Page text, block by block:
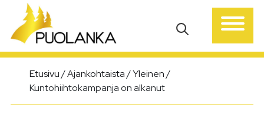
Päävalikko
Etusivu/Ajankohtaista/Yleinen/
Kuntohiihtokampanja on alkanut